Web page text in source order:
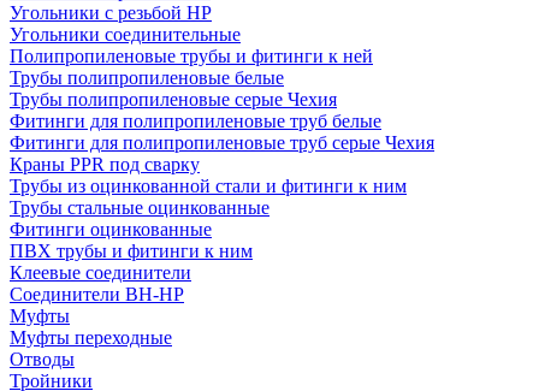
Угольники с резьбой НР
Угольники соединительные
Полипропиленовые трубы и фитинги к ней
Трубы полипропиленовые белые
Трубы полипропиленовые серые Чехия
Фитинги для полипропиленовые труб белые
Фитинги для полипропиленовые труб серые Чехия
Краны PPR под сварку
Трубы из оцинкованной стали и фитинги к ним
Трубы стальные оцинкованные
Фитинги оцинкованные
ПВХ трубы и фитинги к ним
Клеевые соединители
Соединители ВН-НР
Муфты
Муфты переходные
Отводы
Тройники